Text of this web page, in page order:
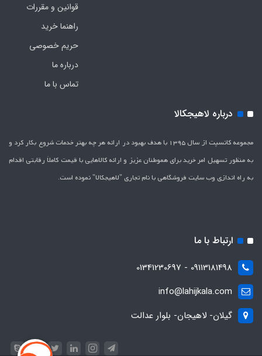
قوانین و مقررات
راهنما خرید
حریم خصوصی
درباره ما
تماس با ما
درباره لاهیجکالا
مجموعه کانسپت از سال 1395 با هدف بهبود در ارائه هر چه بهتر خدمات شروع بکار کرد و
به منظور تسهیل امر خرید برای هموطنان عزیز و ارائه کالاهایی با قیمت کاملاَ رقابتی اقدام
به راه اندازی وب سایت فروشگاهی با نام تجاری "لاهیج­کالا" نموده است.
ارتباط با ما
09113181498 - 01341230697
info@lahijkala.com
گیلان- لاهیجان- بلوار عدالت